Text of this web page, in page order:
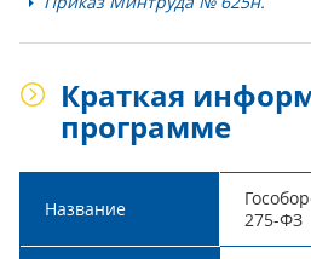
Краткая
программе
Название
275-ФЗ